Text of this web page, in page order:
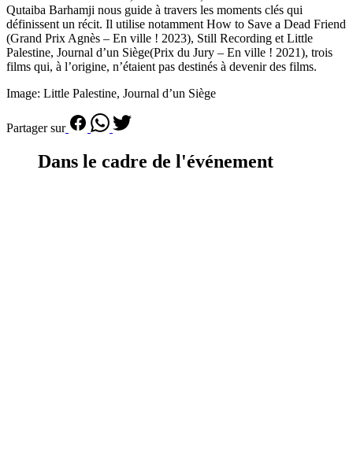
Qutaiba Barhamji nous guide à travers les moments clés qui
définissent un récit. Il utilise notamment How to Save a Dead Friend
(Grand Prix Agnès – En ville ! 2023), Still Recording et Little
Palestine, Journal d’un Siège(Prix du Jury – En ville ! 2021), trois
films qui, à l’origine, n’étaient pas destinés à devenir des films.
Image: Little Palestine, Journal d’un Siège
Partager sur
Dans le cadre de l'événement